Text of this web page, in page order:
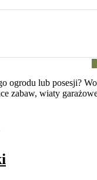
ogrodu lub posesji?
zabaw, wiaty